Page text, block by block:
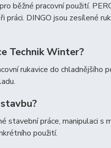
běžné pracovní použití.
DINGO jsou zesílené
Technik Winter?
rukavice do chladnějšího
stavební práce, manipulaci s
použití.